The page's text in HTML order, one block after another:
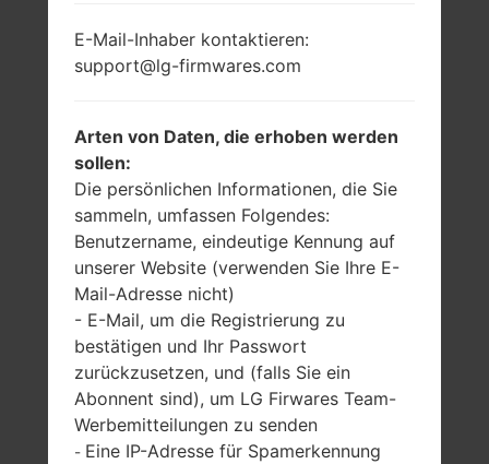
2.4 in (~34.5%
Bildschirm zu
Körper Verhältnis)
240 x 320 Pixel
(~167 Dichte der
Pixel pro Zoll)
111.5 gramm (3.92
unzen)
entfernbar Li-Ion
800 mAh
-
E-Mail-Inhaber kontaktieren:
support@lg-firmwares.com
Arten von Daten, die erhoben werden
sollen:
Die persönlichen Informationen, die Sie
sammeln, umfassen Folgendes:
Benutzername, eindeutige Kennung auf
unserer Website (verwenden Sie Ihre E-
Mail-Adresse nicht)
- E-Mail, um die Registrierung zu
bestätigen und Ihr Passwort
zurückzusetzen, und (falls Sie ein
Abonnent sind), um LG Firwares Team-
Werbemitteilungen zu senden
- Eine IP-Adresse für Spamerkennung